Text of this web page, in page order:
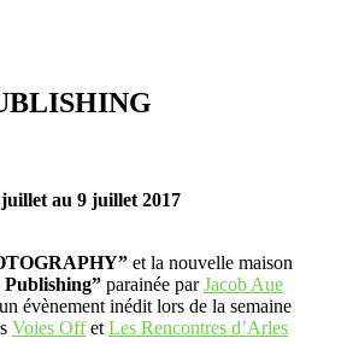
au 9 juillet 2017
et la nouvelle maison
parainée parJacob Aue
évènement inédit lors de la semaine
Voies Offet Les Rencontres d’Arles